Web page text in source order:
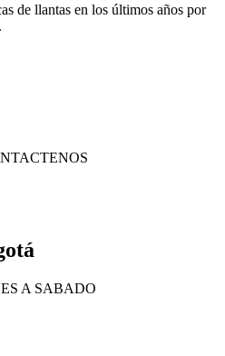
de llantas en los últimos años por
A SABADO